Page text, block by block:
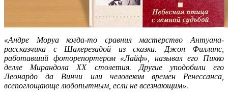
«Андре Моруа когда-то сравнил мастерство Антуана-
рассказчика с Шахерезадой из сказки. Джон Филлипс,
работавший фоторепортером «Лайф», называл его Пикко
делле Мирандола XX столетия. Другие уподобили его
Леонардо да Винчи или человеком времен Ренессанса,
всепоглощающе любопытным, если не всезнающим».